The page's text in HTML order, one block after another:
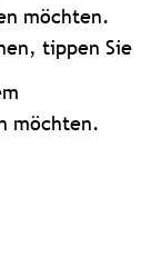
möchten.
tippen Sie
möchten.